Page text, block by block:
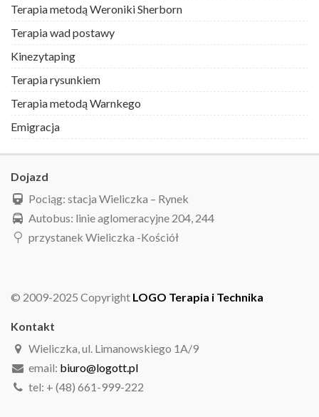
Terapia metodą Weroniki Sherborn
Terapia wad postawy
Kinezytaping
Terapia rysunkiem
Terapia metodą Warnkego
Emigracja
Dojazd
Pociąg: stacja Wieliczka – Rynek
Autobus: linie aglomeracyjne 204, 244
przystanek Wieliczka -Kościół
© 2009-2025 Copyright LOGO Terapia i Technika
Kontakt
Wieliczka, ul. Limanowskiego 1A/9
email: biuro@logott.pl
tel: + (48) 661-999-222